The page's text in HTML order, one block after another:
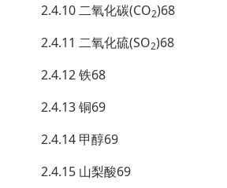
2.4.10 二氧化碳(CO2)68
2.4.11 二氧化硫(SO2)68
2.4.12 铁68
2.4.13 铜69
2.4.14 甲醇69
2.4.15 山梨酸69